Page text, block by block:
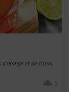
d'orange et de citron.
1